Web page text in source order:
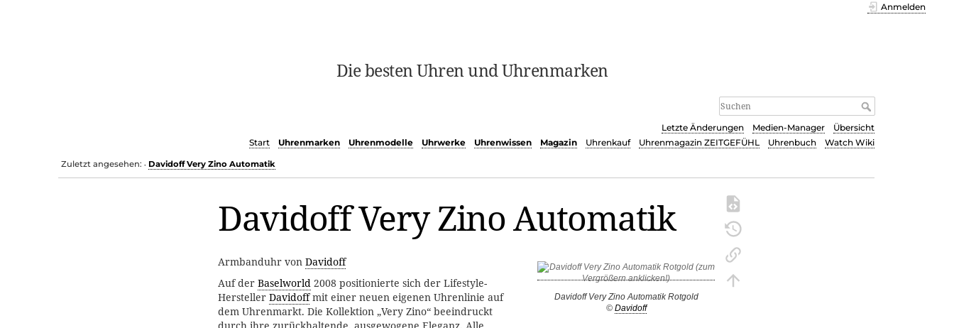
Die besten Uhren und Uhrenmarken
Anmelden
Letzte Änderungen Medien-Manager
Übersicht
Start
Uhrenmarken Uhrenmodelle Uhrwerke Uhrenwissen Magazin Uhrenkauf Uhrenmagazin ZEITGEFÜHL Uhrenbuch Watch Wiki
Zuletzt angesehen: • Davidoff Very Zino Automatik
Davidoff Very Zino Automatik
Davidoff Very Zino Automatik Rotgold
© Davidoff
Armbanduhr von Davidoff
Auf der Baselworld 2008 positionierte sich der Lifestyle-
Hersteller Davidoffmit einer neuen eigenen Uhrenlinie auf
dem Uhrenmarkt. Die Kollektion „Very Zino“ beeindruckt